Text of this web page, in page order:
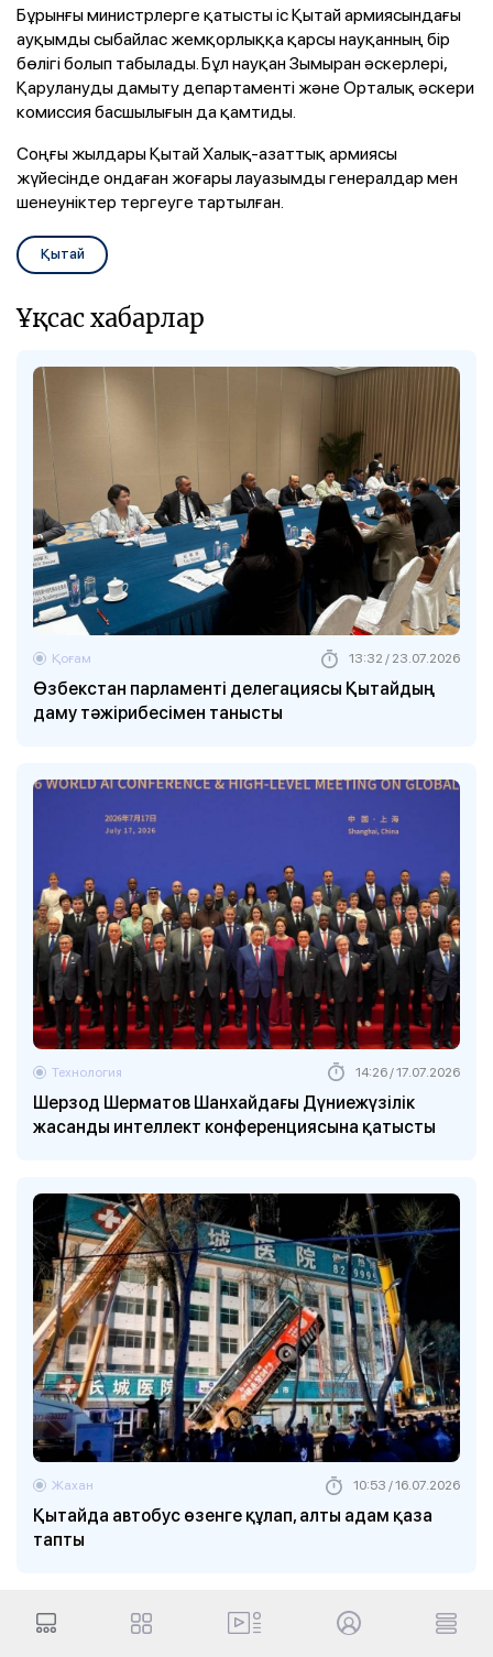
Бұрынғы министрлерге қатысты іс Қытай армиясындағы
ауқымды сыбайлас жемқорлыққа қарсы науқанның бір
бөлігі болып табылады. Бұл науқан Зымыран әскерлері,
Қарулануды дамыту департаменті және Орталық әскери
комиссия басшылығын да қамтиды.
Соңғы жылдары Қытай Халық-азаттық армиясы
жүйесінде ондаған жоғары лауазымды генералдар мен
шенеуніктер тергеуге тартылған.
Қытай
Ұқсас хабарлар
Өзбекстан парламенті делегациясы Қытайдың
даму тәжірибесімен танысты
Қоғам 13:32 / 23.07.2026
Шерзод Шерматов Шанхайдағы Дүниежүзілік
жасанды интеллект конференциясына қатысты
Технология 14:26 / 17.07.2026
Қытайда автобус өзенге құлап, алты адам қаза
тапты
Жахан 10:53 / 16.07.2026